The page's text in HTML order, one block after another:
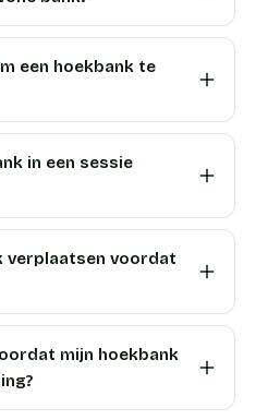
een hoekbank te
in een sessie
verplaatsen voordat
mijn hoekbank